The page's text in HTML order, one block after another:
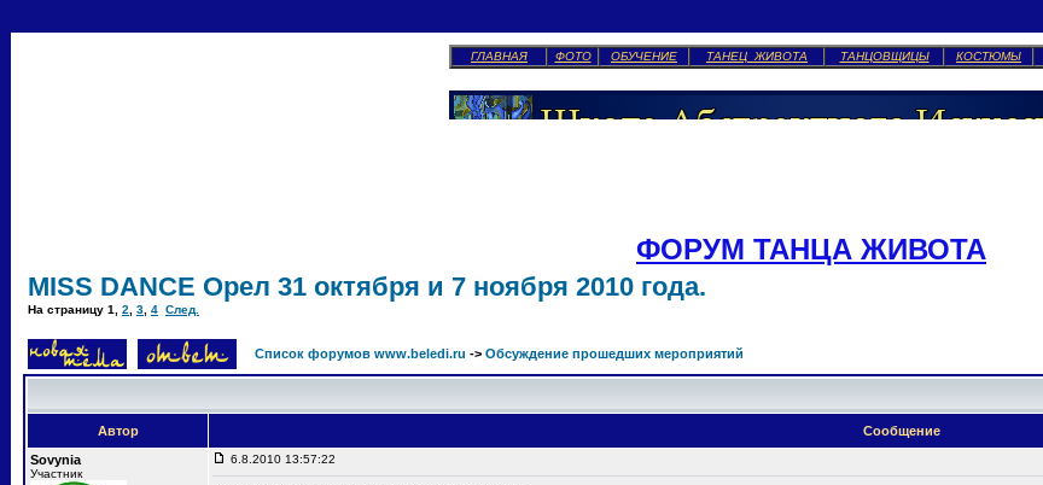
ГЛАВНАЯ ФОТО ОБУЧЕНИЕ ТАНЕЦ ЖИВОТА ТАНЦОВЩИЦЫ КОСТЮМЫ
ФОРУМ ТАНЦА ЖИВОТА
MISS DANCE Орел 31 октября и 7 ноября 2010 года.
На страницу 1 2 3 4 След.
Список форумов www.beledi.ru -> Обсуждение прошедших мероприятий
Автор
Сообщение
Sovynia
Участник
6.8.2010 13:57:22